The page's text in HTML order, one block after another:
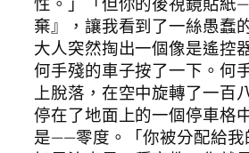
棄』，讓我看到了一絲愚蠢
大人突然掏出一個像是遙控
何手殘的車子按了一下。何
上脫落，在空中旋轉了一百
停在了地面上的一個停車格
是——零度。「你被分配給我